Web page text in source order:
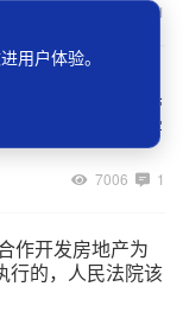
1
包、违法分包给
施工人自行招用劳
程施工中受到伤害
7006 1
作开发房地产为
行的，人民法院该
用户体验。